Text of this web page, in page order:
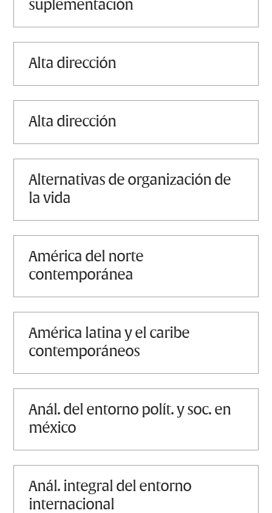
suplementación
alta dirección
alta dirección
alternativas de organización de
la vida
américa del norte
contemporánea
américa latina y el caribe
contemporáneos
anál. del entorno polít. y soc. en
méxico
anál. integral del entorno
internacional